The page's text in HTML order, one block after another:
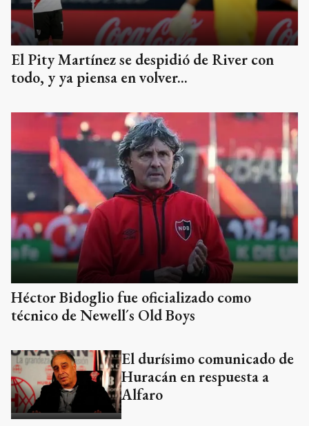
El Pity Martínez se despidió de River con
todo, y ya piensa en volver...
Héctor Bidoglio fue oficializado como
técnico de Newell´s Old Boys
El durísimo comunicado de
Huracán en respuesta a
Alfaro